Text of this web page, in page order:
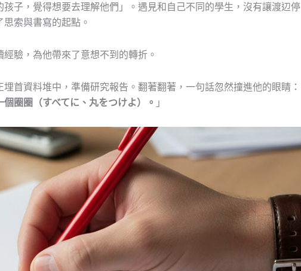
子，覺得想要去理解他們」。遇見和自己不同的學生，沒有讓渡辺停
索與書寫的起點。
驗，為他帶來了意想不到的轉折。
首資料堆中，準備研究報告。翻著翻著，一句話忽然撞進他的眼睛：
圈圈（すべてに、丸をつけよ）。 」